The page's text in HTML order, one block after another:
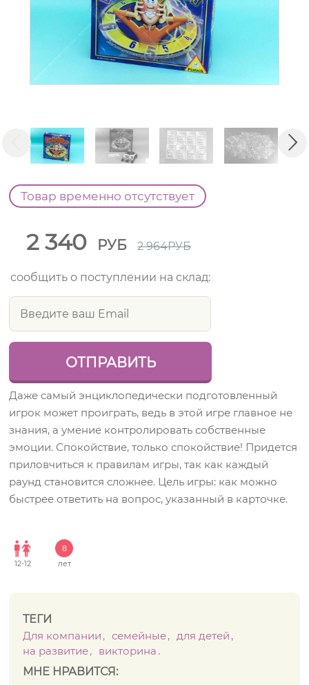
Товар временно отсутствует
2 340 РУБ 2 964РУБ
сообщить о поступлении на склад:
Даже самый энциклопедически подготовленный
игрок может проиграть, ведь в этой игре главное не
знания, а умение контролировать собственные
эмоции. Спокойствие, только спокойствие! Придется
приловчиться к правилам игры, так как каждый
раунд становится сложнее. Цель игры: как можно
быстрее ответить на вопрос, указанный в карточке.
12-12
8
лет
ТЕГИ
Для компании
семейные
для детей
на развитие
викторина
МНЕ НРАВИТСЯ: